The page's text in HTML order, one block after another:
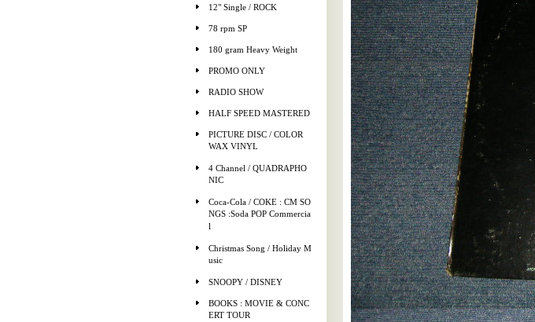
12" Single / ROCK
78 rpm SP
180 gram Heavy Weight
PROMO ONLY
RADIO SHOW
HALF SPEED MASTERED
PICTURE DISC / COLOR
WAX VINYL
4 Channel / QUADRAPHO
NIC
Coca-Cola / COKE : CM SO
NGS :Soda POP Commercia
l
Christmas Song / Holiday M
usic
SNOOPY / DISNEY
BOOKS : MOVIE & CONC
ERT TOUR